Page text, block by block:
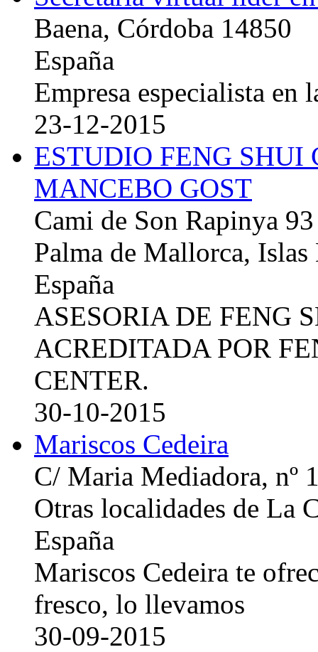
Baena, Córdoba 14850
España
Empresa especialista en
23-12-2015
ESTUDIO FENG
MANCEBO GOST
Cami de Son Rapinya 93
Palma de Mallorca, Islas
España
ASESORIA DE FENG
ACREDITADA POR
CENTER.
30-10-2015
Mariscos Cedeira
C/ Maria Mediadora, nº
Otras localidades de La
España
Mariscos Cedeira te
fresco, lo llevamos
30-09-2015